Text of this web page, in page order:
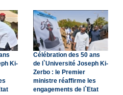
Ki-
Célébration des 50 ans
de l`Université Joseph Ki-
Zerbo : le Premier
ministre réaffirme les
engagements de l`Etat